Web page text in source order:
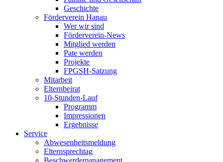
Geschichte
Förderverein Hanau
Wer wir sind
Förderverein-News
Mitglied werden
Pate werden
Projekte
FPGSH-Satzung
Mitarbeit
Elternbeirat
10-Stunden-Lauf
Programm
Impressionen
Ergebnisse
Service
Abwesenheitsmeldung
Elternsprechtag
Beschwerdemanagement